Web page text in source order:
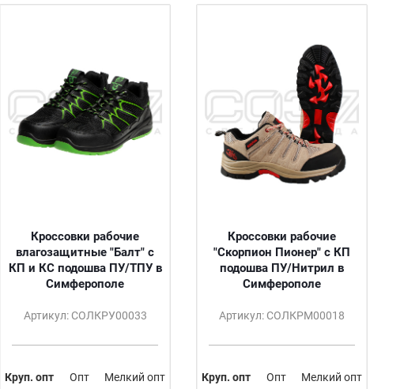
Кроссовки рабочие
влагозащитные "Балт" с
КП и КС подошва ПУ/ТПУ в
Симферополе
Артикул: СОЛКРУ00033
Круп. опт Опт Мелкий опт
Кроссовки рабочие
"Скорпион Пионер" с КП
подошва ПУ/Нитрил в
Симферополе
Артикул: СОЛКРМ00018
Круп. опт Опт Мелкий опт